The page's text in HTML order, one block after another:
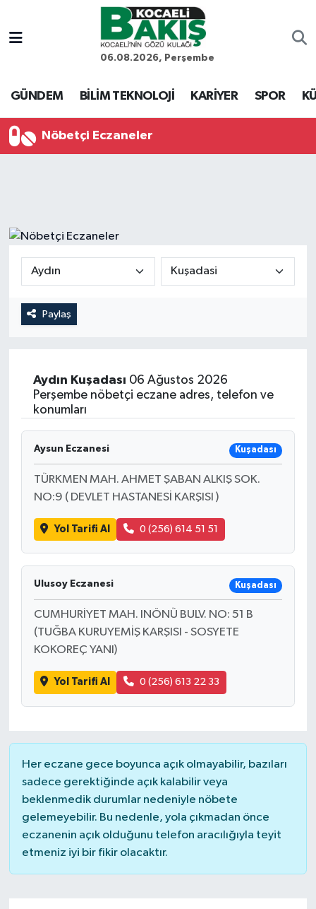
06.08.2026, Perşembe
GÜNDEM BİLİM TEKNOLOJİ KARİYER SPOR
Nöbetçi Eczaneler
Paylaş
Aydın Kuşadası 06 Ağustos 2026
Perşembe nöbetçi eczane adres, telefon ve
konumları
Aysun Eczanesi Kuşadası
TÜRKMEN MAH. AHMET ŞABAN ALKIŞ SOK.
NO:9 ( DEVLET HASTANESİ KARŞISI )
Yol Tarifi Al 0 (256) 614 51 51
Ulusoy Eczanesi Kuşadası
CUMHURİYET MAH. INÖNÜ BULV. NO: 51 B
(TUĞBA KURUYEMİŞ KARŞISI - SOSYETE
KOKOREÇ YANI)
Yol Tarifi Al 0 (256) 613 22 33
Her eczane gece boyunca açık olmayabilir, bazıları
sadece gerektiğinde açık kalabilir veya
beklenmedik durumlar nedeniyle nöbete
gelemeyebilir. Bu nedenle, yola çıkmadan önce
eczanenin açık olduğunu telefon aracılığıyla teyit
etmeniz iyi bir fikir olacaktır.
Kocaeli Nöbetçi Eczaneler
Kocaeli Hava Durumu
Son Dakika Haberleri
Haber Arşivi